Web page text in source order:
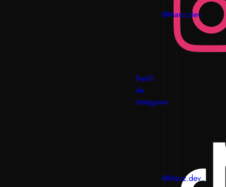
@Manz.dev
Perfil
de
Instagram
@Manz.dev